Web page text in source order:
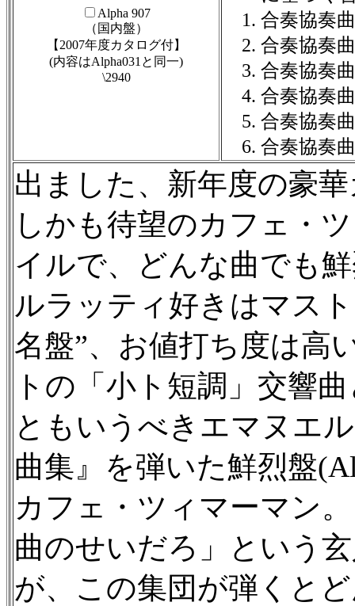
Alpha 907
（国内盤）
【2007年度カタログ付】
(内容はAlpha031と同一)
\2940
1. 合奏協奏
2. 合奏協奏
3. 合奏協奏
4. 合奏協奏
5. 合奏協奏
6. 合奏協奏
出ました、新年度の豪
しかも待望のカフェ・
イルで、どんな曲でも
ルラッティ好きはマス
名盤”、お値打ち度は高
トの「小ト短調」交響
ともいうべきエマヌエ
曲集』を弾いた鮮烈盤
カフェ・ツィマーマン
曲のせいだろ」という
が、この集団が弾くと